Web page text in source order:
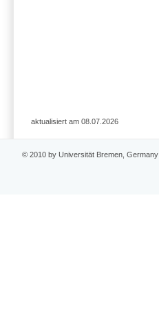
aktualisiert am 08.07.2026
© 2010 by Universität Bremen, Germany